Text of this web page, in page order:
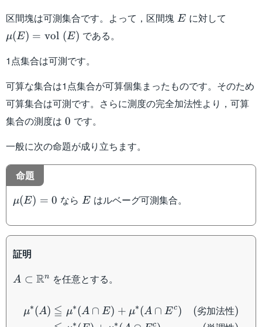
区間塊は可測集合です。よって，区間塊 E
Eに対して
μ(E) = vol (E) である。
1点集合は可測です。
可算な集合は1点集合が可算個集まったものです。そのため
可算集合は可測です。さらに測度の完全加法性より，可算
集合の測度は 0
0 です。
一般に次の命題が成り立ちます。
命題
\mu
(E)
= 0
μ(E) = 0 なら E
Eはルベーグ可測集合。
証明
A \subset
A ⊂ Rn を任意とする。
μ∗(A) ≦ μ∗(A ∩ E) + μ∗(A ∩ Ec)
∗ ∗ c
(劣加法性)